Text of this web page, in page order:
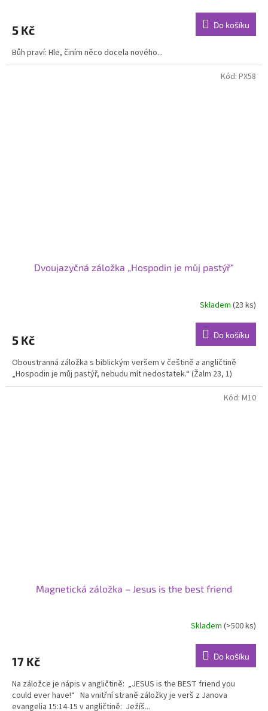
5 Kč Do košíku
Bůh praví: Hle, činím něco docela nového...
Dvoujazyčná záložka „Hospodin je můj pastýř“
Skladem (23 ks)
5 Kč Do košíku
Oboustranná záložka s biblickým veršem v češtině a angličtině
„Hospodin je můj pastýř, nebudu mít nedostatek.“ (Žalm 23, 1)
Kód: PX58
Magnetická záložka – Jesus is the best friend
Skladem (>500 ks)
17 Kč Do košíku
Na záložce je nápis v angličtině: „JESUS is the BEST friend you
could ever have!“ Na vnitřní straně záložky je verš z Janova
evangelia 15:14-15 v angličtině: Ježíš...
Kód: M10